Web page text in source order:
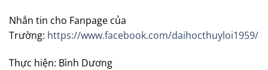
Nhắn tin cho Fanpage của
Trường: https://www.facebook.com/daihocthuyloi1959/
Thực hiện: Bình Dương